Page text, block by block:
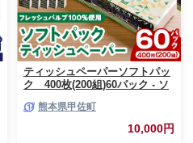
ティッシュペーパーソフトパッ
ク 400枚(200組)60パック - ソ
ー 生活用品 雑貨 日用品 必需品
紙 常備品 まとめ買い 備蓄 防災
ストック 熊本県 甲佐町【ZC】
熊本県甲佐町
10,000円